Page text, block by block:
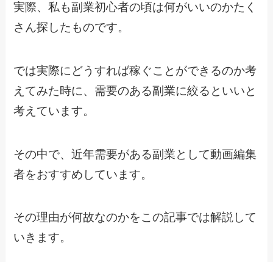
実際、私も副業初心者の頃は何がいいのかたく
さん探したものです。
では実際にどうすれば稼ぐことができるのか考
えてみた時に、需要のある副業に絞るといいと
考えています。
その中で、近年需要がある副業として動画編集
者をおすすめしています。
その理由が何故なのかをこの記事では解説して
いきます。